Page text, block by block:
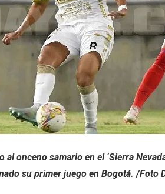
onceno samario en el ‘Sierra
su primer juego en Bogotá. /Foto